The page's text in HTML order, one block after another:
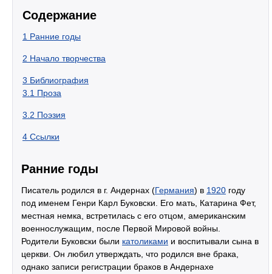
Содержание
1 Ранние годы
2 Начало творчества
3 Библиография
3.1 Проза
3.2 Поэзия
4 Ссылки
Ранние годы
Писатель родился в г. Андернах (Германия) в 1920 году
под именем Генри Карл Буковски. Его мать, Катарина Фет,
местная немка, встретилась с его отцом, американским
военнослужащим, после Первой Мировой войны.
Родители Буковски были католиками и воспитывали сына в
церкви. Он любил утверждать, что родился вне брака,
однако записи регистрации браков в Андернахе